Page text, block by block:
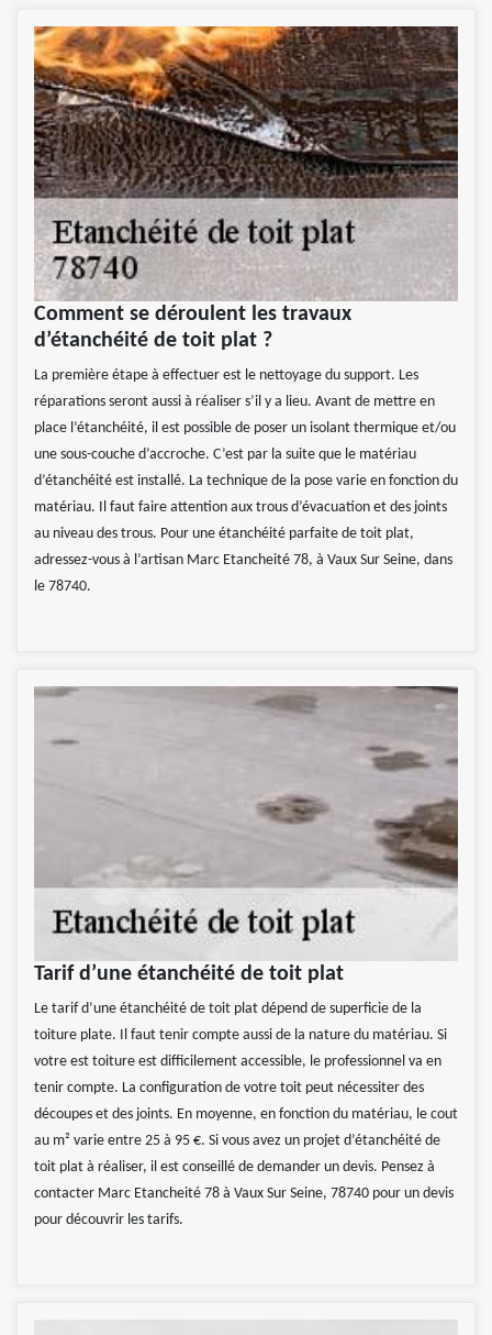
Comment se déroulent les travaux
d’étanchéité de toit plat ?
La première étape à effectuer est le nettoyage du support. Les
réparations seront aussi à réaliser s’il y a lieu. Avant de mettre en
place l’étanchéité, il est possible de poser un isolant thermique et/ou
une sous-couche d’accroche. C’est par la suite que le matériau
d’étanchéité est installé. La technique de la pose varie en fonction du
matériau. Il faut faire attention aux trous d’évacuation et des joints
au niveau des trous. Pour une étanchéité parfaite de toit plat,
adressez-vous à l’artisan Marc Etancheité 78, à Vaux Sur Seine, dans
le 78740.
Tarif d’une étanchéité de toit plat
Le tarif d’une étanchéité de toit plat dépend de superficie de la
toiture plate. Il faut tenir compte aussi de la nature du matériau. Si
votre est toiture est difficilement accessible, le professionnel va en
tenir compte. La configuration de votre toit peut nécessiter des
découpes et des joints. En moyenne, en fonction du matériau, le cout
au m² varie entre 25 à 95 €. Si vous avez un projet d’étanchéité de
toit plat à réaliser, il est conseillé de demander un devis. Pensez à
contacter Marc Etancheité 78 à Vaux Sur Seine, 78740 pour un devis
pour découvrir les tarifs.